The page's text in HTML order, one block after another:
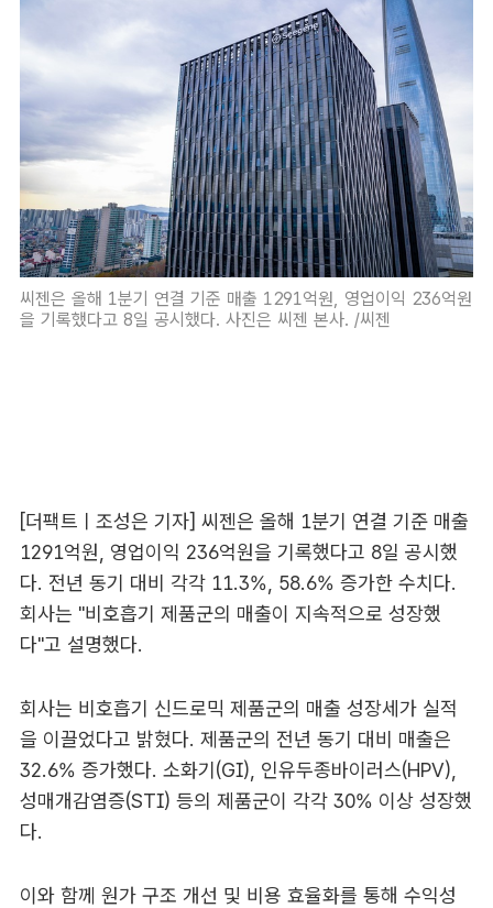
씨젠은 올해 1분기 연결 기준 매출 1291억원, 영업이익 236억원
을 기록했다고 8일 공시했다. 사진은 씨젠 본사. /씨젠
[더팩트ㅣ조성은 기자] 씨젠은 올해 1분기 연결 기준 매출
1291억원, 영업이익 236억원을 기록했다고 8일 공시했
다. 전년 동기 대비 각각 11.3%, 58.6% 증가한 수치다.
회사는 "비호흡기 제품군의 매출이 지속적으로 성장했
다"고 설명했다.
회사는 비호흡기 신드로믹 제품군의 매출 성장세가 실적
을 이끌었다고 밝혔다. 제품군의 전년 동기 대비 매출은
32.6% 증가했다. 소화기(GI), 인유두종바이러스(HPV),
성매개감염증(STI) 등의 제품군이 각각 30% 이상 성장했
다.
이와 함께 원가 구조 개선 및 비용 효율화를 통해 수익성